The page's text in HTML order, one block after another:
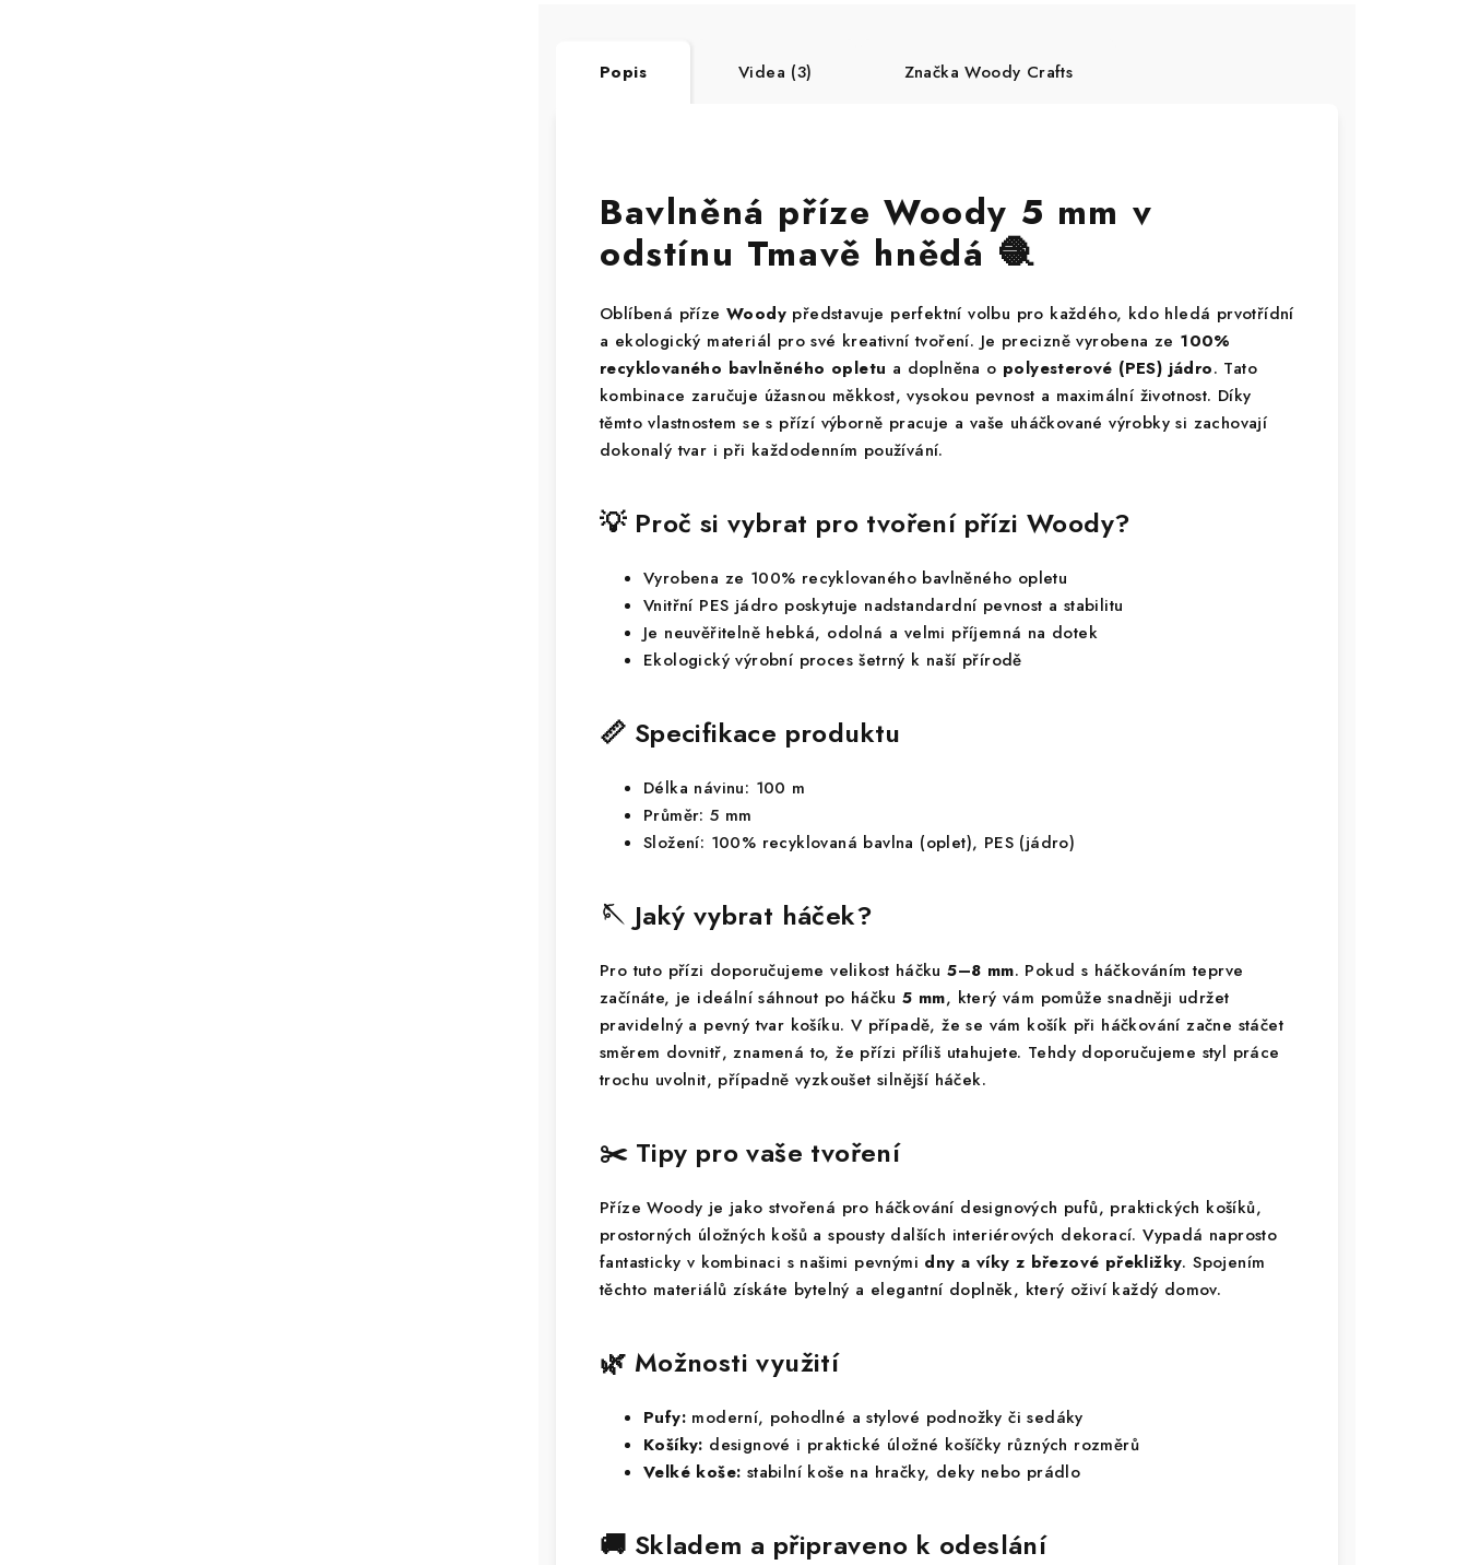
Popis Videa (3) Značka Woody Crafts
Bavlněná příze Woody 5 mm v
odstínu Tmavě hnědá 🧶
Oblíbená příze Woody představuje perfektní volbu pro každého, kdo hledá prvotřídní
a ekologický materiál pro své kreativní tvoření. Je precizně vyrobena ze 100%
recyklovaného bavlněného opletu a doplněna o polyesterové (PES) jádro. Tato
kombinace zaručuje úžasnou měkkost, vysokou pevnost a maximální životnost. Díky
těmto vlastnostem se s přízí výborně pracuje a vaše uháčkované výrobky si zachovají
dokonalý tvar i při každodenním používání.
💡 Proč si vybrat pro tvoření přízi Woody?
Vyrobena ze 100% recyklovaného bavlněného opletu
Vnitřní PES jádro poskytuje nadstandardní pevnost a stabilitu
Je neuvěřitelně hebká, odolná a velmi příjemná na dotek
Ekologický výrobní proces šetrný k naší přírodě
📏 Specifikace produktu
Délka návinu: 100 m
Průměr: 5 mm
Složení: 100% recyklovaná bavlna (oplet), PES (jádro)
🪡 Jaký vybrat háček?
Pro tuto přízi doporučujeme velikost háčku5–8 mm. Pokud s háčkováním teprve
začínáte, je ideální sáhnout po háčku5 mm, který vám pomůže snadněji udržet
pravidelný a pevný tvar košíku. V případě, že se vám košík při háčkování začne stáčet
směrem dovnitř, znamená to, že přízi příliš utahujete. Tehdy doporučujeme styl práce
trochu uvolnit, případně vyzkoušet silnější háček.
✂️ Tipy pro vaše tvoření
Příze Woody je jako stvořená pro háčkování designových pufů, praktických košíků,
prostorných úložných košů a spousty dalších interiérových dekorací. Vypadá naprosto
fantasticky v kombinaci s našimi pevnými dny a víky z březové překližky. Spojením
těchto materiálů získáte bytelný a elegantní doplněk, který oživí každý domov.
🌿 Možnosti využití
Pufy: moderní, pohodlné a stylové podnožky či sedáky
Košíky: designové i praktické úložné košíčky různých rozměrů
Velké koše: stabilní koše na hračky, deky nebo prádlo
🚚 Skladem a připraveno k odeslání